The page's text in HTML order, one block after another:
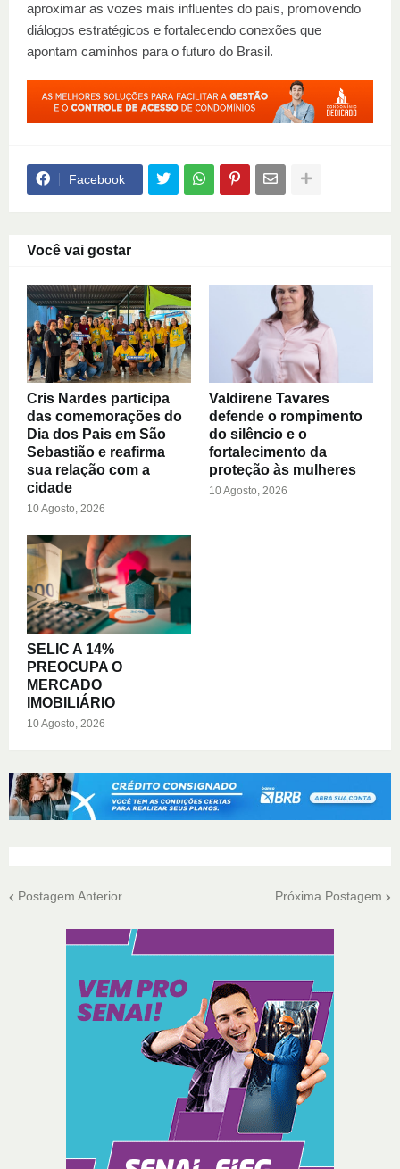
aproximar as vozes mais influentes do país, promovendo
diálogos estratégicos e fortalecendo conexões que
apontam caminhos para o futuro do Brasil.
Facebook
Você vai gostar
Cris Nardes participa
das comemorações do
Dia dos Pais em São
Sebastião e reafirma
sua relação com a
cidade
10 Agosto, 2026
Valdirene Tavares
defende o rompimento
do silêncio e o
fortalecimento da
proteção às mulheres
10 Agosto, 2026
SELIC A 14%
PREOCUPA O
MERCADO
IMOBILIÁRIO
10 Agosto, 2026
Postagem Anterior Próxima Postagem